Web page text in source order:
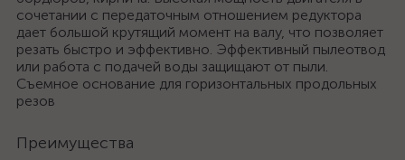
сочетании с передаточным отношением редуктора
дает большой крутящий момент на валу, что позволяет
резать быстро и эффективно. Эффективный пылеотвод
или работа с подачей воды защищают от пыли.
Съемное основание для горизонтальных продольных
резов
Преимущества